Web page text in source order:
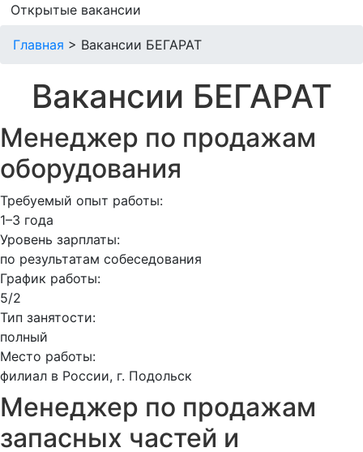
Открытые вакансии
Главная > Вакансии БЕГАРАТ
Вакансии БЕГАРАТ
Менеджер по продажам
оборудования
Требуемый опыт работы:
1–3 года
Уровень зарплаты:
по результатам собеседования
График работы:
5/2
Тип занятости:
полный
Место работы:
филиал в России, г. Подольск
Менеджер по продажам
запасных частей и